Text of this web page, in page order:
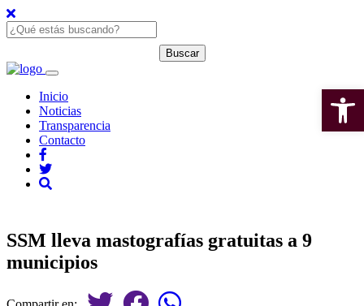
Inicio
Noticias
Transparencia
Contacto
SSM lleva mastografías gratuitas a 9
municipios